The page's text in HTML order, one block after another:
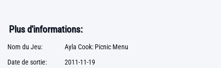
Plus d'informations:
Nom du Jeu:
Ayla Cook: Picnic Menu
Date de sortie:
2011-11-19